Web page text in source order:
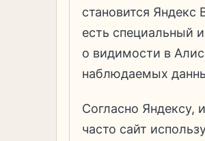
становится Яндекс
есть специальный
о видимости в
наблюдаемых
Согласно Яндексу,
часто сайт